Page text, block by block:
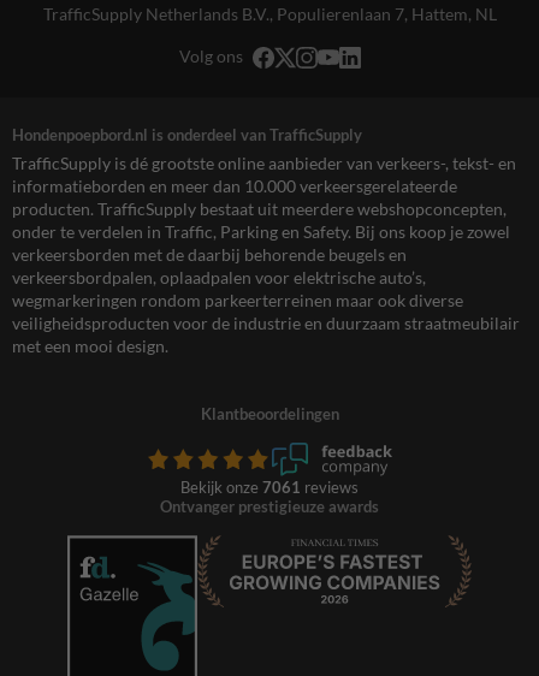
TrafficSupply Netherlands B.V., Populierenlaan 7, Hattem, NL
Volg ons
Hondenpoepbord.nl is onderdeel van TrafficSupply
TrafficSupply is dé grootste online aanbieder van verkeers-, tekst- en
informatieborden en meer dan 10.000 verkeersgerelateerde
producten. TrafficSupply bestaat uit meerdere webshopconcepten,
onder te verdelen in Traffic, Parking en Safety. Bij ons koop je zowel
verkeersborden met de daarbij behorende beugels en
verkeersbordpalen, oplaadpalen voor elektrische auto’s,
wegmarkeringen rondom parkeerterreinen maar ook diverse
veiligheidsproducten voor de industrie en duurzaam straatmeubilair
met een mooi design.
Klantbeoordelingen
Bekijk onze 7061 reviews
Ontvanger prestigieuze awards